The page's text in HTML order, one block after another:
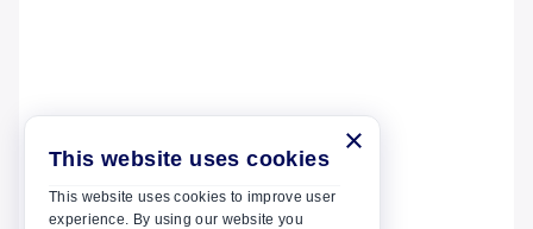
×
This website uses cookies
This website uses cookies to improve user
experience. By using our website you